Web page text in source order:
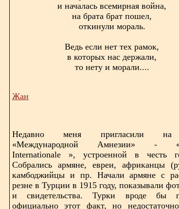
и началась всемирная война,
на брата брат пошел,
откинули мораль.
Ведь если нет тех рамок,
в которых нас держали,
то нету и морали....
Жан
Недавно меня пригласили на
«Международной Амнезии» -
Internationale », устроенной в честь
Собрались армяне, евреи, африканцы
камбоджийцы и пр. Начали армяне с
резне в Турции в 1915 году, показывали
и свидетельства. Турки вроде бы
официально этот факт, но